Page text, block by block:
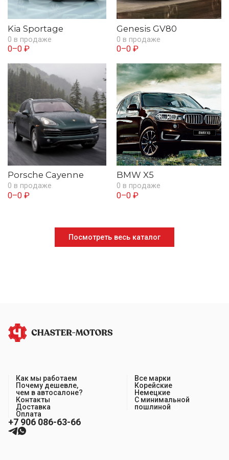
Kia Sportage
0 в продаже
0–0 ₽
Genesis GV80
0 в продаже
0–0 ₽
Porsche Cayenne
0 в продаже
0–0 ₽
BMW X5
0 в продаже
0–0 ₽
Посмотреть весь каталог
Как мы работаем
Почему дешевле,
чем в автосалоне?
Контакты
Доставка
Оплата
Все марки
Корейские
Немецкие
С минимальной
пошлиной
+7 906 086-63-66